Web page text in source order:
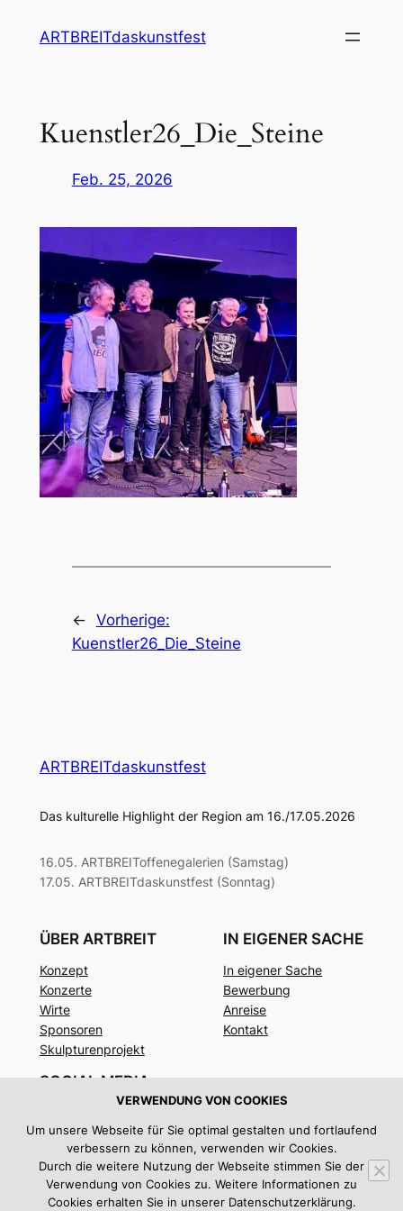
InhaltARTBREITdaskunstfest
Kuenstler26_Die_Steine
Feb. 25, 2026
← Vorherige:
Kuenstler26_Die_Steine
ARTBREITdaskunstfest
Das kulturelle Highlight der Region am 16./17.05.2026
16.05. ARTBREIToffenegalerien (Samstag)
17.05. ARTBREITdaskunstfest (Sonntag)
ÜBER ARTBREIT
Konzept
Konzerte
Wirte
Sponsoren
Skulpturenprojekt
IN EIGENER SACHE
In eigener Sache
Bewerbung
Anreise
Kontakt
SOCIAL MEDIA
Instagram
Twitter/X
Impressum|Datenschutz
VERWENDUNG VON COOKIES
Um unsere Webseite für Sie optimal gestalten und fortlaufend
verbessern zu können, verwenden wir Cookies.
Durch die weitere Nutzung der Webseite stimmen Sie der
Verwendung von Cookies zu. Weitere Informationen zu
Cookies erhalten Sie in unserer Datenschutzerklärung.